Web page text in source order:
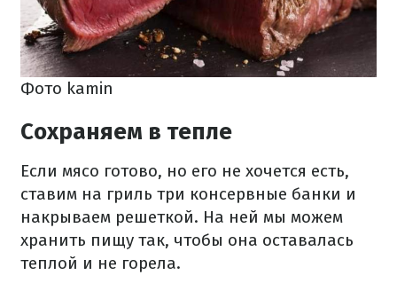
Фото kamin
Сохраняем в тепле
Если мясо готово, но его не хочется есть,
ставим на гриль три консервные банки и
накрываем решеткой. На ней мы можем
хранить пищу так, чтобы она оставалась
теплой и не горела.